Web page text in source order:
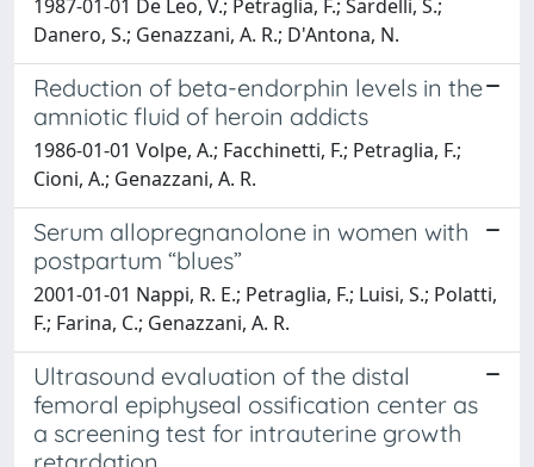
1987-01-01 De Leo, V.; Petraglia, F.; Sardelli, S.;
Danero, S.; Genazzani, A. R.; D'Antona, N.
Reduction of beta-endorphin levels in the
amniotic fluid of heroin addicts
1986-01-01 Volpe, A.; Facchinetti, F.; Petraglia, F.;
Cioni, A.; Genazzani, A. R.
Serum allopregnanolone in women with
postpartum “blues”
2001-01-01 Nappi, R. E.; Petraglia, F.; Luisi, S.; Polatti,
F.; Farina, C.; Genazzani, A. R.
Ultrasound evaluation of the distal
femoral epiphyseal ossification center as
a screening test for intrauterine growth